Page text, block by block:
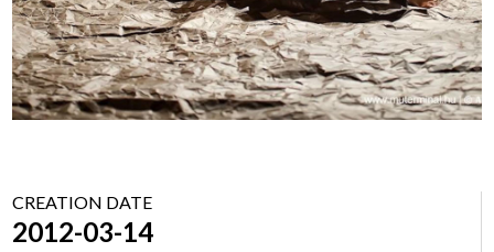
CREATION DATE
2012-03-14